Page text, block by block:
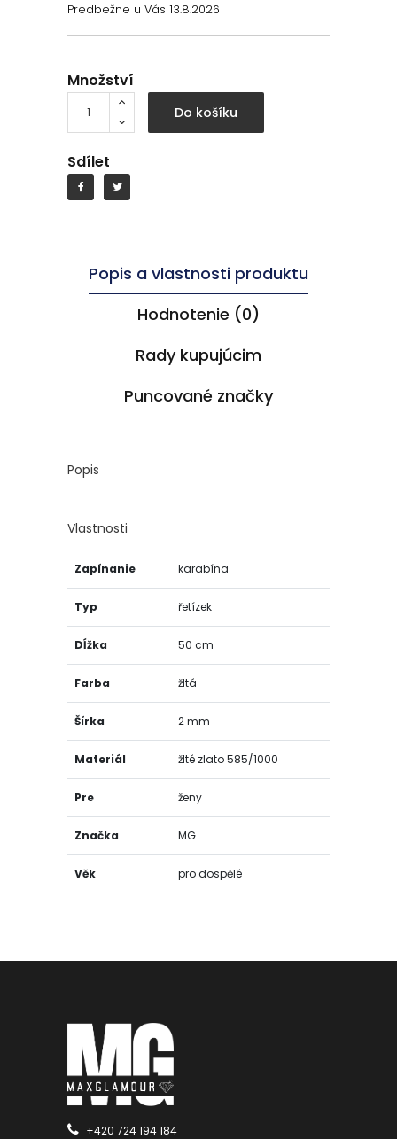
Predbežne u Vás 13.8.2026
Množství
Do košíku
Sdílet
Popis a vlastnosti produktu
Hodnotenie (0)
Rady kupujúcim
Puncované značky
Popis
Vlastnosti
Zapínanie karabína
Typ řetízek
Dĺžka 50 cm
Farba žltá
Šírka 2 mm
Materiál žlté zlato 585/1000
Pre ženy
Značka MG
Věk pro dospělé
+420 724 194 184